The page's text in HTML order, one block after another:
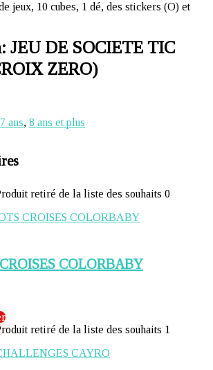
jeux, 10 cubes, 1 dé, des stickers (O) et
JEU DE SOCIETE TIC
ZERO)
ans, 8 ans et plus
retiré de la liste des souhaits 0
COLORBABY
retiré de la liste des souhaits 1